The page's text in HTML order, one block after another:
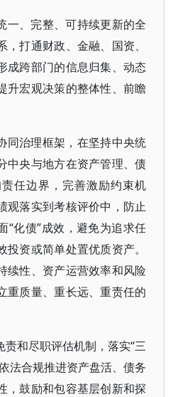
一、完整、可持续更新的全
打通财政、金融、国资、
成跨部门的信息归集、动态
升宏观决策的整体性、前瞻
同治理框架，在坚持中央统
中央与地方在资产管理、债
任边界，完善激励约束机
观落实到考核评价中，防止
“化债”成效，避免为追求任
资或简单处置优质资产。
续性、资产运营效率和风险
重质量、重长远、重责任的
和尽职评估机制，落实“三
法合规推进资产盘活、债务
，鼓励和包容基层创新和探